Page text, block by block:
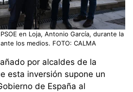
en Loja, Antonio García, durante la
los medios. FOTO: CALMA
por alcaldes de la
esta inversión supone un
de España al